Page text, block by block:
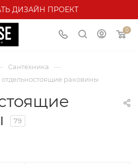
ДИЗАЙН ПРОЕКТ
0
Сантехника —
отдельностоящие раковины
79